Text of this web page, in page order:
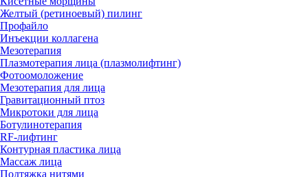
Желтый (ретиноевый) пилинг
Профайло
Инъекции коллагена
Мезотерапия
Плазмотерапия лица (плазмолифтинг)
Фотоомоложение
Мезотерапия для лица
Гравитационный птоз
Микротоки для лица
Ботулинотерапия
RF-лифтинг
Контурная пластика лица
Массаж лица
Подтяжка нитями